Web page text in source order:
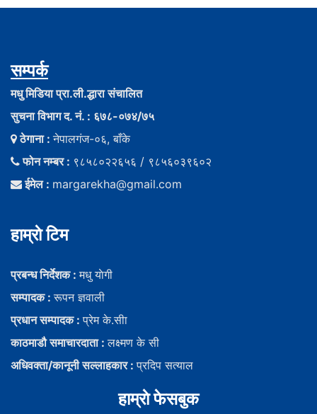
सम्पर्क
मधु मिडिया प्रा.ली.द्धारा संचालित
सुचना विभाग द. नं. : ६७८-०७४/७५
ठेगाना :नेपालगंज-०६, बाँके
फोन नम्बर : ९८५८०२२६५६ / ९८५६०३९६०२
ईमेल : margarekha@gmail.com
हाम्राे टिम
प्रबन्ध निर्देशक :मधु याेगी
सम्पादक :रूपन ज्ञवाली
प्रधान सम्पादक :प्रेम के.सीा
काठमाडौ समाचारदाता :लक्ष्मण के सी
अधिवक्ता/कानूनी सल्लाहकार :प्रदिप सत्याल
हाम्राे फेसबुक